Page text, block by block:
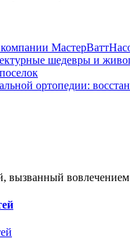
вызванный